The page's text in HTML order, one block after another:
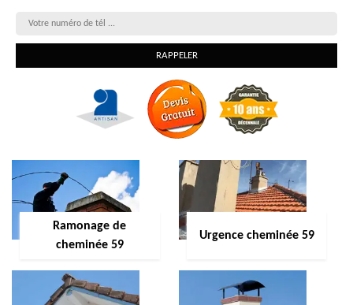
Ramonage de
cheminée 59
Urgence cheminée 59